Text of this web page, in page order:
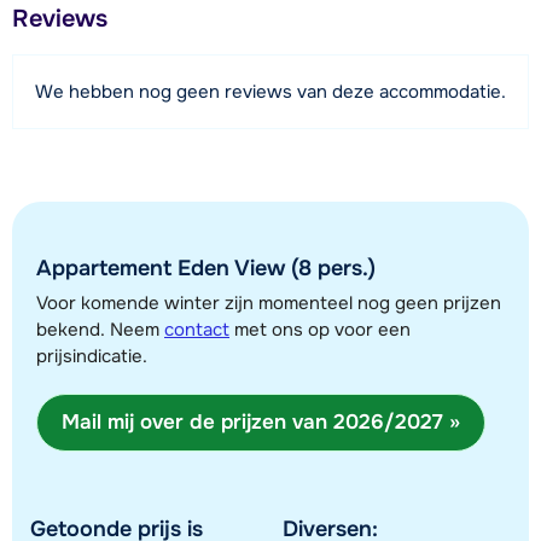
met bad, föhn en een apart toilet. Verder beschikt de
skischoenwarmers.
Afstand tot restaurant of bar
1500 meter
1500 meter
Afstand tot skibushalte
Bekijk kaart
Reviews
We hebben nog geen reviews van deze accommodatie.
Appartement Eden View (8 pers.)
Voor komende winter zijn momenteel nog geen prijzen
bekend. Neem contact met ons op voor een
prijsindicatie.
Mail mij over de prijzen van 2026/2027 »
Getoonde prijs is Diversen: